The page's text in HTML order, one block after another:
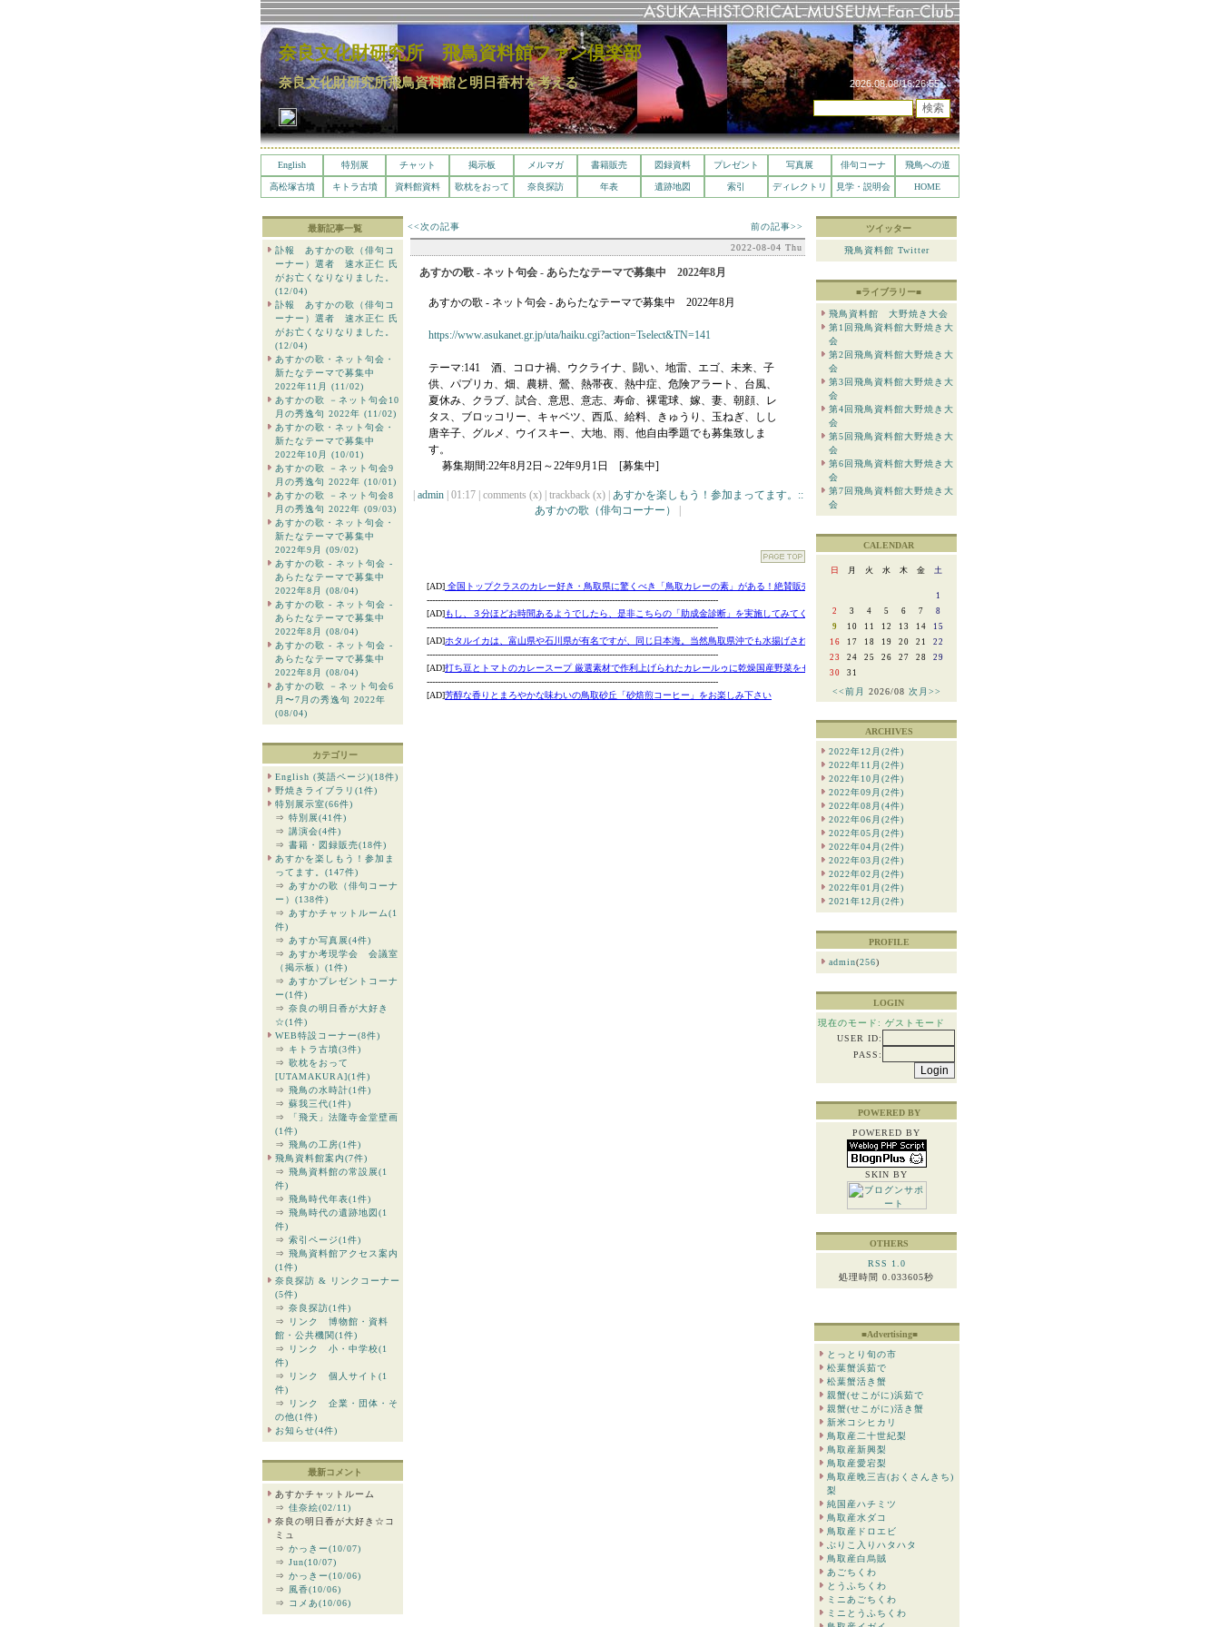
奈良文化財研究所 飛鳥資料館ファン倶楽部
奈良文化財研究所飛鳥資料館と明日香村を考える
English 特別展 チャット 掲示板 メルマガ 書籍販売 図録資料 プレゼント 写真展 俳句コーナ 飛鳥への道
高松塚古墳 キトラ古墳 資料館資料 歌枕をおって 奈良探訪 年表 遺跡地図 索引 ディレクトリ 見学・説明会 HOME
最新記事一覧
訃報 あすかの歌（俳句コ
ーナー）選者 速水正仁 氏
がお亡くなりなりました。
(12/04)
訃報 あすかの歌（俳句コ
ーナー）選者 速水正仁 氏
がお亡くなりなりました。
(12/04)
あすかの歌・ネット句会・
新たなテーマで募集中
2022年11月 (11/02)
あすかの歌 －ネット句会10
月の秀逸句 2022年 (11/02)
あすかの歌・ネット句会・
新たなテーマで募集中
2022年10月 (10/01)
あすかの歌 －ネット句会9
月の秀逸句 2022年 (10/01)
あすかの歌 －ネット句会8
月の秀逸句 2022年 (09/03)
あすかの歌・ネット句会・
新たなテーマで募集中
2022年9月 (09/02)
あすかの歌 - ネット句会 -
あらたなテーマで募集中
2022年8月 (08/04)
あすかの歌 - ネット句会 -
あらたなテーマで募集中
2022年8月 (08/04)
あすかの歌 - ネット句会 -
あらたなテーマで募集中
2022年8月 (08/04)
あすかの歌 －ネット句会6
月〜7月の秀逸句 2022年
(08/04)
カテゴリー
English (英語ページ)(18件)
野焼きライブラリ(1件)
特別展示室(66件)
⇒ 特別展(41件)
⇒ 講演会(4件)
⇒ 書籍・図録販売(18件)
あすかを楽しもう！参加ま
ってます。(147件)
⇒ あすかの歌（俳句コーナ
ー）(138件)
⇒ あすかチャットルーム(1
件)
⇒ あすか写真展(4件)
⇒ あすか考現学会 会議室
（掲示板）(1件)
⇒ あすかプレゼントコーナ
ー(1件)
⇒ 奈良の明日香が大好き
☆(1件)
WEB特設コーナー(8件)
⇒ キトラ古墳(3件)
⇒ 歌枕をおって
[UTAMAKURA](1件)
⇒ 飛鳥の水時計(1件)
⇒ 蘇我三代(1件)
⇒
「飛天」法隆寺金堂壁画
(1件)
⇒ 飛鳥の工房(1件)
飛鳥資料館案内(7件)
⇒ 飛鳥資料館の常設展(1
件)
⇒ 飛鳥時代年表(1件)
⇒ 飛鳥時代の遺跡地図(1
件)
⇒ 索引ページ(1件)
⇒ 飛鳥資料館アクセス案内
(1件)
奈良探訪 & リンクコーナー
(5件)
⇒ 奈良探訪(1件)
⇒
リンク 博物館・資料
館・公共機関(1件)
⇒
リンク 小・中学校(1
件)
⇒
リンク 個人サイト(1
件)
⇒
リンク 企業・団体・そ
の他(1件)
お知らせ(4件)
最新コメント
あすかチャットルーム
⇒ 佳奈絵(02/11)
奈良の明日香が大好き☆コ
ミュ
⇒ かっきー(10/07)
⇒ Jun(10/07)
⇒ かっきー(10/06)
⇒ 風香(10/06)
⇒ コメあ(10/06)
<<次の記事 前の記事>>
2022-08-04 Thu
あすかの歌 - ネット句会 - あらたなテーマで募集中 2022年8月
あすかの歌 - ネット句会 - あらたなテーマで募集中 2022年8月
https://www.asukanet.gr.jp/uta/haiku.cgi?action=Tselect&TN=141
テーマ:141 酒、コロナ禍、ウクライナ、闘い、地雷、エゴ、未来、子
供、パプリカ、畑、農耕、鶯、熱帯夜、熱中症、危険アラート、台風、
夏休み、クラブ、試合、意思、意志、寿命、裸電球、嫁、妻、朝顔、レ
タス、ブロッコリー、キャベツ、西瓜、給料、きゅうり、玉ねぎ、しし
唐辛子、グルメ、ウイスキー、大地、雨、他自由季題でも募集致しま
す。
募集期間:22年8月2日～22年9月1日 [募集中]
admin| 01:17 | comments (x) | trackback (x) | あすかを楽しもう！参加まってます。::
あすかの歌（俳句コーナー）
ツイッター
飛鳥資料館 Twitter
■ライブラリー■
飛鳥資料館 大野焼き大会
第1回飛鳥資料館大野焼き大
会
第2回飛鳥資料館大野焼き大
会
第3回飛鳥資料館大野焼き大
会
第4回飛鳥資料館大野焼き大
会
第5回飛鳥資料館大野焼き大
会
第6回飛鳥資料館大野焼き大
会
第7回飛鳥資料館大野焼き大
会
CALENDAR
日 月 火 水 木 金 土
1
2
3 4 5 6 7
8
9
10 11 12 13 14
15
16
17 18 19 20 21
22
23
24 25 26 27 28
29
30
31
<<前月 2026/08 次月>>
ARCHIVES
2022年12月(2件)
2022年11月(2件)
2022年10月(2件)
2022年09月(2件)
2022年08月(4件)
2022年06月(2件)
2022年05月(2件)
2022年04月(2件)
2022年03月(2件)
2022年02月(2件)
2022年01月(2件)
2021年12月(2件)
PROFILE
admin(256)
LOGIN
現在のモード: ゲストモード
USER ID:
PASS:
POWERED BY
POWERED BY
SKIN BY
OTHERS
RSS 1.0
処理時間 0.033605秒
■Advertising■
とっとり旬の市
松葉蟹浜茹で
松葉蟹活き蟹
親蟹(せこがに)浜茹で
親蟹(せこがに)活き蟹
新米コシヒカリ
鳥取産二十世紀梨
鳥取産新興梨
鳥取産愛宕梨
鳥取産晩三吉(おくさんきち)
梨
純国産ハチミツ
鳥取産水ダコ
鳥取産ドロエビ
ぶりこ入りハタハタ
鳥取産白烏賊
あごちくわ
とうふちくわ
ミニあごちくわ
ミニとうふちくわ